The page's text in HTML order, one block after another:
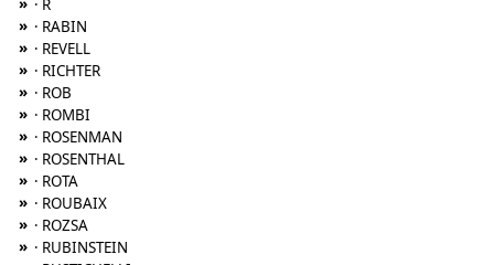
· R
» · RABIN
» · REVELL
» · RICHTER
» · ROB
» · ROMBI
» · ROSENMAN
» · ROSENTHAL
» · ROTA
» · ROUBAIX
» · ROZSA
» · RUBINSTEIN